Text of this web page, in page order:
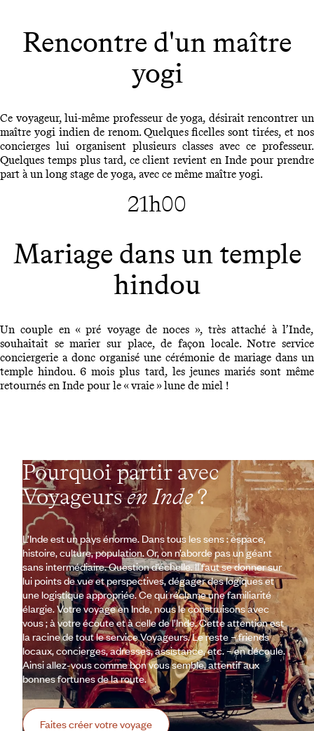
Rencontre d'un maître
yogi
Ce voyageur, lui-même professeur de yoga, désirait rencontrer un
maître yogi indien de renom. Quelques ficelles sont tirées, et nos
concierges lui organisent plusieurs classes avec ce professeur.
Quelques temps plus tard, ce client revient en Inde pour prendre
part à un long stage de yoga, avec ce même maître yogi.
21h00
Mariage dans un temple
hindou
Un couple en « pré voyage de noces », très attaché à l’Inde,
souhaitait se marier sur place, de façon locale. Notre service
conciergerie a donc organisé une cérémonie de mariage dans un
temple hindou. 6 mois plus tard, les jeunes mariés sont même
retournés en Inde pour le « vraie » lune de miel !
Pourquoi partir avec
Voyageursen Inde?
L’Inde est un pays énorme. Dans tous les sens : espace,
histoire, culture, population. Or, on n’aborde pas un géant
sans intermédiaire. Question d’échelle. Il faut se donner sur
lui points de vue et perspectives, dégager des logiques et
une logistique appropriée. Ce qui réclame une familiarité
élargie. Votre voyage en Inde, nous le construisons avec
vous ; à votre écoute et à celle de l’Inde. Cette attention est
la racine de tout le service Voyageurs. Le reste – friends
locaux, concierges, adresses, assistance, etc. – en découle.
Ainsi allez-vous comme bon vous semble, attentif aux
bonnes fortunes de la route.
Faites créer votre voyage